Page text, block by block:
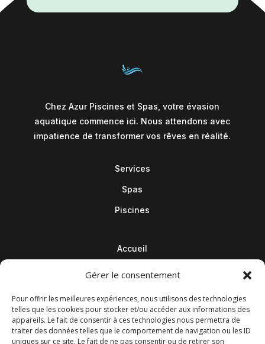
Gérer le consentement
Pour offrir les meilleures expériences, nous utilisons des technologies
telles que les cookies pour stocker et/ou accéder aux informations des
appareils. Le fait de consentir à ces technologies nous permettra de
traiter des données telles que le comportement de navigation ou les ID
uniques sur ce site. Le fait de ne pas consentir ou de retirer son
Chez Azur Piscines et Spas, votre évasion
aquatique commence ici. Nous attendons avec
impatience de transformer vos rêves en réalité.
Services
Spas
Piscines
Accueil